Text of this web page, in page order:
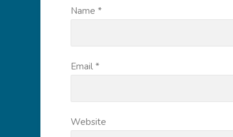
Name *
Email *
Website